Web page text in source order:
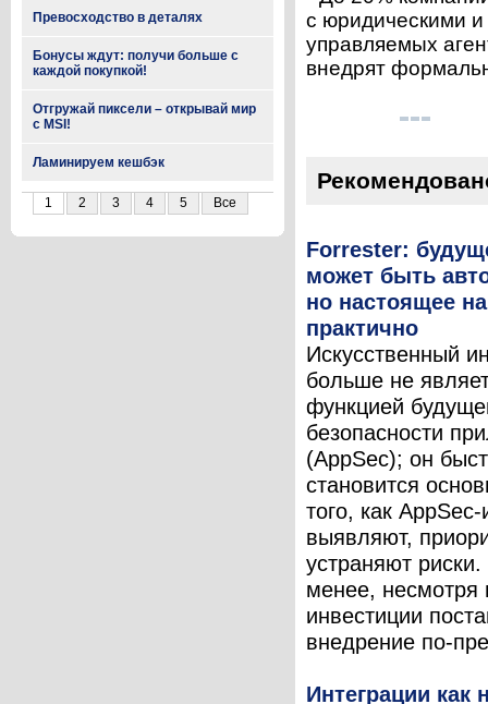
Превосходство в деталях
Бонусы ждут: получи больше с
каждой покупкой!
Отгружай пиксели – открывай мир
с MSI!
Ламинируем кешбэк
1 2 3 4 5 Все
с юридическими и
управляемых
внедрят
Forrester:
может быть
но настоящее
практично
Искусственный
больше не
функцией
безопасности
(AppSec); он
становится
того, как
выявляют,
устраняют
менее, несмотря
инвестиции
внедрение по-
Интеграции как